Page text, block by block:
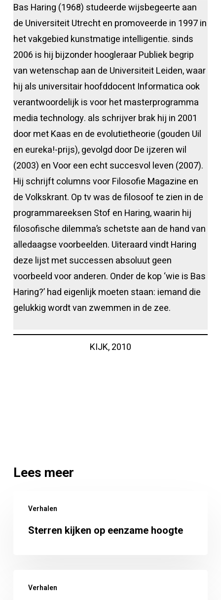
Bas Haring (1968) studeerde wijsbegeerte aan
de Universiteit Utrecht en promoveerde in 1997 in
het vakgebied kunstmatige intelligentie. sinds
2006 is hij bijzonder hoogleraar Publiek begrip
van wetenschap aan de Universiteit Leiden, waar
hij als universitair hoofddocent Informatica ook
verantwoordelijk is voor het masterprogramma
media technology. als schrijver brak hij in 2001
door met Kaas en de evolutietheorie (gouden Uil
en eureka!-prijs), gevolgd door De ijzeren wil
(2003) en Voor een echt succesvol leven (2007).
Hij schrijft columns voor Filosofie Magazine en
de Volkskrant. Op tv was de filosoof te zien in de
programmareeksen Stof en Haring, waarin hij
filosofische dilemma’s schetste aan de hand van
alledaagse voorbeelden. Uiteraard vindt Haring
deze lijst met successen absoluut geen
voorbeeld voor anderen. Onder de kop ‘wie is Bas
Haring?’ had eigenlijk moeten staan: iemand die
gelukkig wordt van zwemmen in de zee.
KIJK, 2010
Lees meer
Verhalen
kijken
Sterren kijken op eenzame hoogte
Verhalen
internet